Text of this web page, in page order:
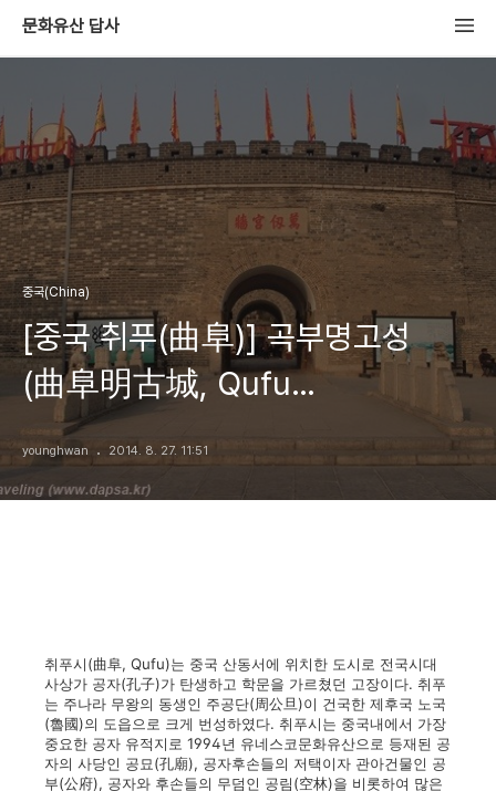
문화유산 답사
중국(China)
[중국 취푸(曲阜)] 곡부명고성
(曲阜明古城, Qufu
Minggucheng), 명나라때 쌓은
읍성
younghwan 2014. 8. 27. 11:51
취푸시(曲阜, Qufu)는 중국 산동서에 위치한 도시로 전국시대
사상가 공자(孔子)가 탄생하고 학문을 가르쳤던 고장이다. 취푸
는 주나라 무왕의 동생인 주공단(周公旦)이 건국한 제후국 노국
(魯國)의 도읍으로 크게 번성하였다. 취푸시는 중국내에서 가장
중요한 공자 유적지로 1994년 유네스코문화유산으로 등재된 공
자의 사당인 공묘(孔廟), 공자후손들의 저택이자 관아건물인 공
부(公府), 공자와 후손들의 무덤인 공림(空林)을 비롯하여 많은